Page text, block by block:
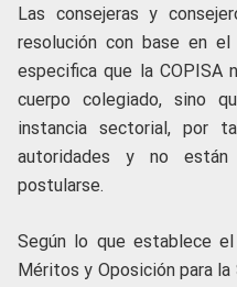
Las consejeras y
resolución con base en
especifica que la COPISA
cuerpo colegiado, sino
instancia sectorial, por
autoridades y no están
postularse.
Según lo que establece
Méritos y Oposición para